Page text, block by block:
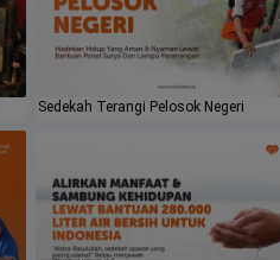
Sedekah Terangi Pelosok Negeri